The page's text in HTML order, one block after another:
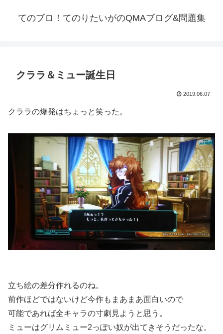
てのブロ！てのりたいがのQMAブログ&問題集
クララ＆ミュー誕生日
2019.06.07
クララの爆発はちょっと笑った。
立ち絵の差分作れるのね。
前作ほどではないけど今作もまあまあ面白いので
可能であれば全キャラの寸劇見ようと思う。
ミューはグリムミュー2っぽい奴が出てきそうだったな。